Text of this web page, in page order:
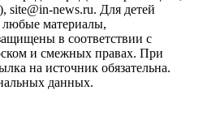
site@in-news.ru. Для детей
любые материалы,
в соответствии с
и смежных правах. При
на источник обязательна.
данных.